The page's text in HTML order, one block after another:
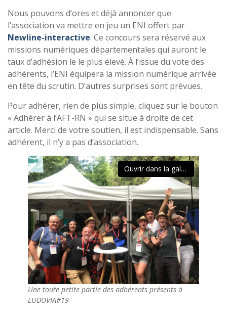
Nous pouvons d’ores et déjà annoncer que
l’association va mettre en jeu un ENI offert par
Newline-interactive. Ce concours sera réservé aux
missions numériques départementales qui auront le
taux d’adhésion le le plus élevé. À l’issue du vote des
adhérents, l’ENI équipera la mission numérique arrivée
en tête du scrutin. D’autres surprises sont prévues.
Pour adhérer, rien de plus simple, cliquez sur le bouton
« Adhérer à l’AFT-RN » qui se situe à droite de cet
article. Merci de votre soutien, il est indispensable. Sans
adhérent, il n’y a pas d’association.
Ouvrir dans la galerie
Une toute petite partie des adhérents présents à
LUDOVIA#19